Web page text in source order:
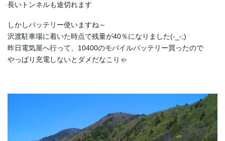
長いトンネルも途切れます
しかしバッテリー使いますね～
沢渡駐車場に着いた時点で残量が40％になりました(-_-;)
昨日電気屋へ行って、10400のモバイルバッテリー買ったので
やっぱり充電しないとダメだなこりゃ